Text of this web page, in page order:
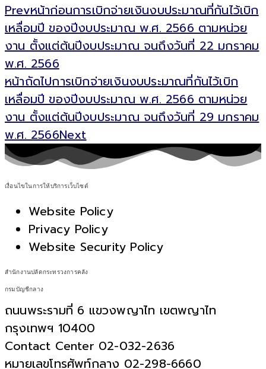
Prevหน้าก่อนการเบิกจ่ายเงินงบประมาณที่กันไว้เบิก
เหลื่อมปี ของปีงบประมาณ พ.ศ. 2566 ตามหน่วย
งาน ตั้งแต่ต้นปีงบประมาณ จนถึงวันที่ 22 มกราคม
พ.ศ. 2566
หน้าถัดไปการเบิกจ่ายเงินงบประมาณที่กันไว้เบิก
เหลื่อมปี ของปีงบประมาณ พ.ศ. 2566 ตามหน่วย
งาน ตั้งแต่ต้นปีงบประมาณ จนถึงวันที่ 29 มกราคม
พ.ศ. 2566Next
เงื่อนไขในการให้บริการเว็บไซต์
Website Policy
Privacy Policy
Website Security Policy
สำนักงานปลัดกระทรวงการคลัง
กรมบัญชีกลาง
ถนนพระรามที่ 6 แขวงพญาไท เขตพญาไท
กรุงเทพฯ 10400
Contact Center 02-032-2636
หมายเลขโทรศัพท์กลาง 02-298-6660